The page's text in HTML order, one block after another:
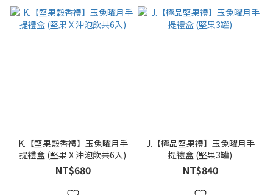
K.【堅果穀香禮】玉兔曜月手
提禮盒 (堅果 X 沖泡飲共6入)
NT$680
J.【極品堅果禮】玉兔曜月手
提禮盒 (堅果3罐)
NT$840